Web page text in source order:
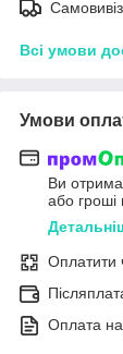
Самовивіз
Всі умови
Умови
Ви
або гроші
Оплатити
Оплата